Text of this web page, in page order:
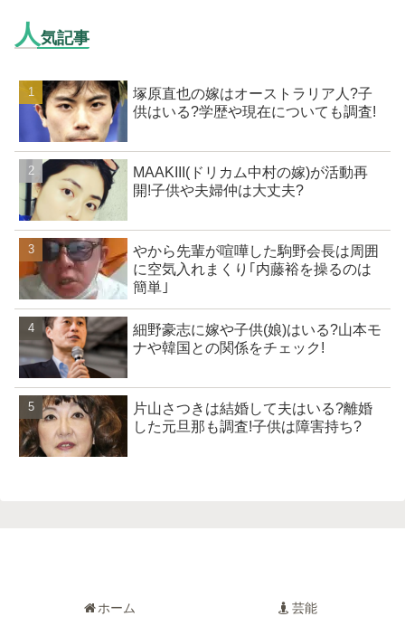
人気記事
塚原直也の嫁はオーストラリア人?子
供はいる?学歴や現在についても調査!
MAAKIII(ドリカム中村の嫁)が活動再
開!子供や夫婦仲は大丈夫?
やから先輩が喧嘩した駒野会長は周囲
に空気入れまくり｢内藤裕を操るのは
簡単｣
細野豪志に嫁や子供(娘)はいる?山本モ
ナや韓国との関係をチェック!
片山さつきは結婚して夫はいる?離婚
した元旦那も調査!子供は障害持ち?
ホーム 芸能